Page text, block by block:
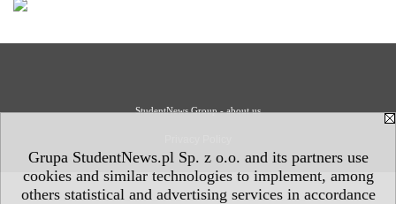
Grupa StudentNews.pl Sp. z o.o. and its partners use
cookies and similar technologies to implement, among
others statistical and advertising services in accordance
StudentNews Group - about us